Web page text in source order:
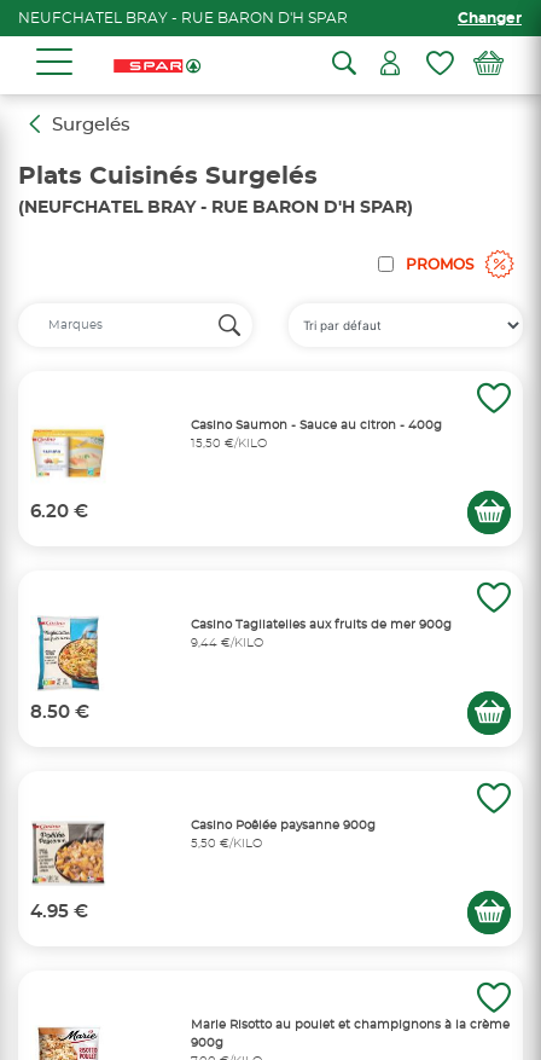
NEUFCHATEL BRAY - RUE BARON D'H SPAR Changer
Surgelés
Plats Cuisinés Surgelés
(NEUFCHATEL BRAY - RUE BARON D'H SPAR)
PROMOS
Casino Saumon - Sauce au citron - 400g
15,50 €/KILO
6.20 €
Casino Tagliatelles aux fruits de mer 900g
9,44 €/KILO
8.50 €
Casino Poêlée paysanne 900g
5,50 €/KILO
4.95 €
Marie Risotto au poulet et champignons à la crème
900g